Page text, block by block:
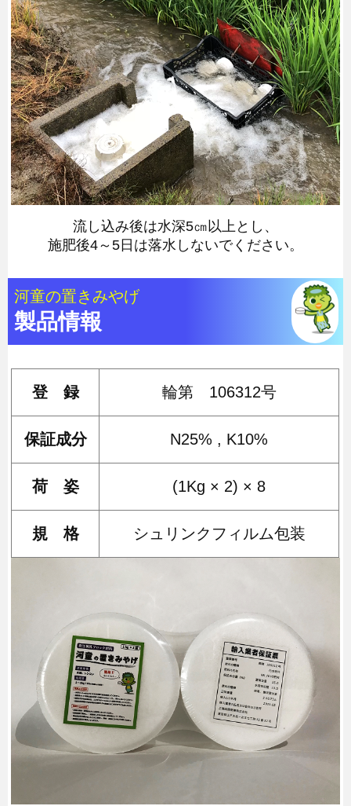
流し込み後は水深5㎝以上とし、
施肥後4～5日は落水しないでください。
河童の置きみやげ
製品情報
登 録 輪第 106312号
保証成分 N25% , K10%
荷 姿 (1Kg × 2) × 8
規 格 シュリンクフィルム包装